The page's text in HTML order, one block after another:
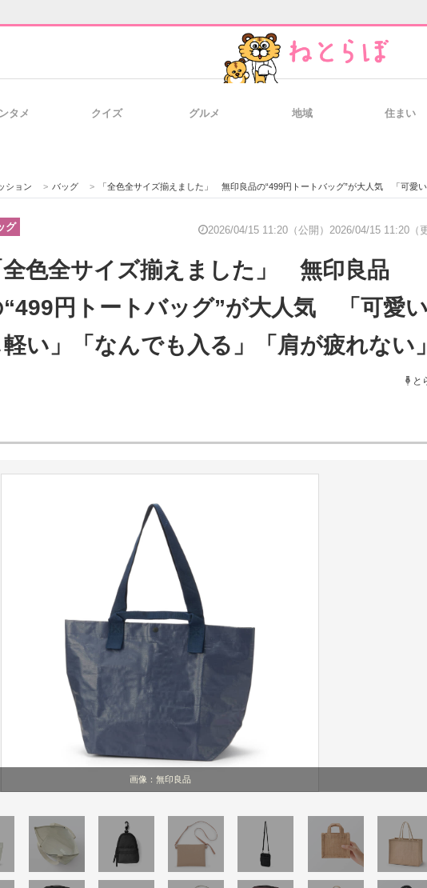
ト
IT製品の技術・比較・事例
話題
タメ クイズ グルメ 地域 住まい
ション > バッグ > 「全色全サイズ揃えました」 無印良品の“499円トートバッグ”が大人気 「可愛いし軽い」「なんでも入る」「肩が疲れな
グ 2026/04/15 11:20（公開） 2026/04/15 11:20（
全色全サイズ揃えました」 無印良品
“499円トートバッグ”が大人気 「可愛い
軽い」「なんでも入る」「肩が疲れない」
と
画像：無印良品